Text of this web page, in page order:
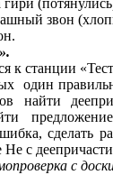
звон
к станции
один
найти
сделать
Не с
с